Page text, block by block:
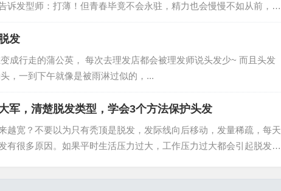
诉发型师：打薄！但青春毕竟不会永驻，精力也会慢慢不如从前，
发
成行走的蒲公英， 每次去理发店都会被理发师说头发少~ 而且头发
，一到下午就像是被雨淋过似的，...
军，清楚脱发类型，学会3个方法保护头发
越宽？不要以为只有秃顶是脱发，发际线向后移动，发量稀疏，每天
有很多原因。如果平时生活压力过大，工作压力过大都会引起脱发的